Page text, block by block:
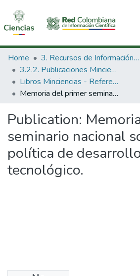
Communities & Collections
All of DSpace
Statistics
Home
3. Recursos de Información Científica y Tecnológica
3.2.2. Publicaciones Minciencias
Libros Minciencias - Referenciales
Memoria del primer seminario nacional sobre política de desarrollo científico y tecnológico.
Publication:
seminario nacional
política de
tecnológico.